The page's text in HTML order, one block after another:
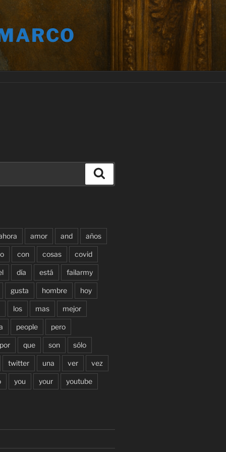
amor and años
con cosas covid
día está failarmy
gusta hombre hoy
los mas mejor
people pero
que son sólo
twitter una ver vez
you your youtube